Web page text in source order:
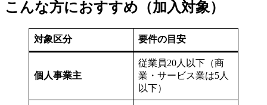
こんな方におすすめ（加入対象）
対象区分 要件の目安
個人事業主
従業員20人以下（商
業・サービス業は5人
以下）